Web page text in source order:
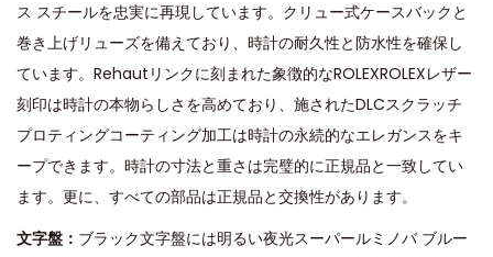
ス スチールを忠実に再現しています。クリュー式ケースバックと
巻き上げリューズを備えており、時計の耐久性と防水性を確保し
ています。Rehautリンクに刻まれた象徴的なROLEXROLEXレザー
刻印は時計の本物らしさを高めており、施されたDLCスクラッチ
プロティングコーティング加工は時計の永続的なエレガンスをキ
ープできます。時計の寸法と重さは完璧的に正規品と一致してい
ます。更に、すべての部品は正規品と交換性があります。
文字盤： ブラック文字盤には明るい夜光スーパールミノバ ブルー